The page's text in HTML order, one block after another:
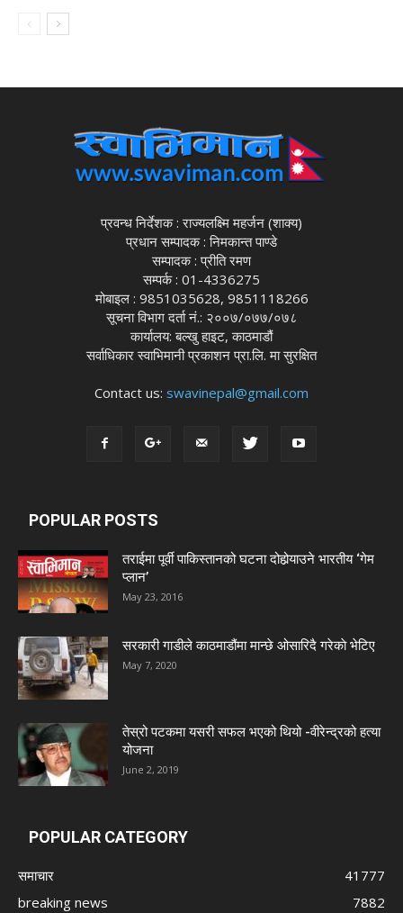
प्रवन्ध निर्देशक : राज्यलक्ष्मि महर्जन (शाक्य)
प्रधान सम्पादक : निमकान्त पाण्डे
सम्पादक : प्रीति रमण
सम्पर्क : 01-4336275
मोबाइल : 9851035628, 9851118266
सूचना विभाग दर्ता नं.: २००७/०७७/०७८
कार्यालय: बल्खु हाइट, काठमाडौं
सर्वाधिकार स्वाभिमानी प्रकाशन प्रा.लि. मा सुरक्षित
Contact us: swavinepal@gmail.com
POPULAR POSTS
तराईमा पूर्वी पाकिस्तानको घटना दोहोर्‍याउने भारतीय ‘गेम
प्लान’
May 23, 2016
सरकारी गाडीले काठमाडौंमा मान्छे ओसारिदै गरेकाे भेटिए
May 7, 2020
तेस्रो पटकमा यसरी सफल भएको थियो -वीरेन्द्रको हत्या
योजना
June 2, 2019
POPULAR CATEGORY
समाचार
41777
breaking news
7882